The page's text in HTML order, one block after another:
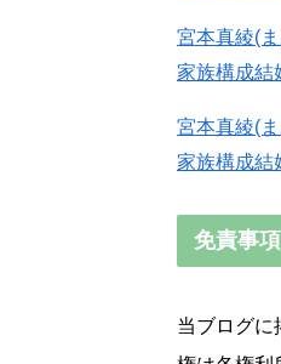
宮本真綾(
家族構成結
宮本真綾(
家族構成結
免責事項
当ブログに